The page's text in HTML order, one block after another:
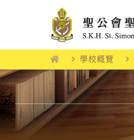
學校概覽